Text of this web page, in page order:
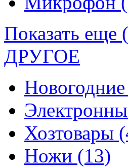
Показать еще
ДРУГОЕ
Хозтовары
Ножи (13)